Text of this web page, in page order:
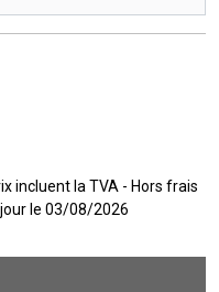
incluent la TVA - Hors frais
le 03/08/2026